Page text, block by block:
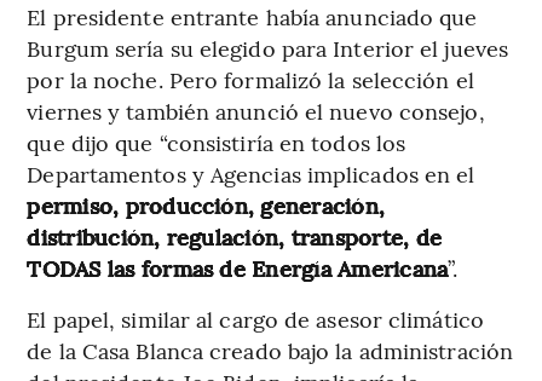
El presidente entrante había anunciado que
Burgum sería su elegido para Interior el jueves
por la noche. Pero formalizó la selección el
viernes y también anunció el nuevo consejo,
que dijo que “consistiría en todos los
Departamentos y Agencias implicados en el
permiso, producción, generación,
distribución, regulación, transporte, de
TODAS las formas de Energía Americana”.
El papel, similar al cargo de asesor climático
de la Casa Blanca creado bajo la administración